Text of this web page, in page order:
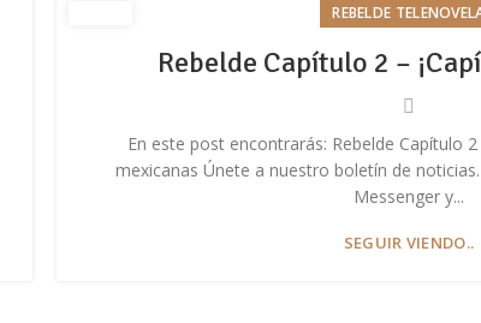
REBELDE
Rebelde Capítulo 2 –
En este post encontrarás: Rebelde Capítulo
mexicanas Únete a nuestro boletín de
Messenger y...
SEGUIR VIENDO..